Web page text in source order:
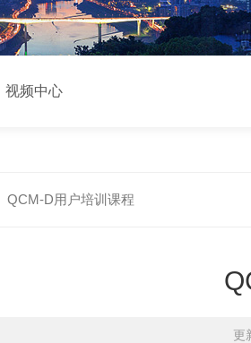
视频中心
QCM-D用户培训课程
更